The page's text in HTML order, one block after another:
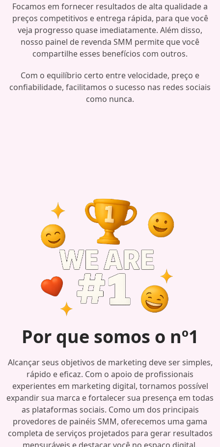
Focamos em fornecer resultados de alta qualidade a
preços competitivos e entrega rápida, para que você
veja progresso quase imediatamente. Além disso,
nosso painel de revenda SMM permite que você
compartilhe esses benefícios com outros.
Com o equilíbrio certo entre velocidade, preço e
confiabilidade, facilitamos o sucesso nas redes sociais
como nunca.
Por que somos o nº1
Alcançar seus objetivos de marketing deve ser simples,
rápido e eficaz. Com o apoio de profissionais
experientes em marketing digital, tornamos possível
expandir sua marca e fortalecer sua presença em todas
as plataformas sociais. Como um dos principais
provedores de painéis SMM, oferecemos uma gama
completa de serviços projetados para gerar resultados
mensuráveis e destacar você no espaço digital.